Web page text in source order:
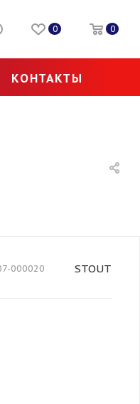
0 0
КОНТАКТЫ
000020 STOUT